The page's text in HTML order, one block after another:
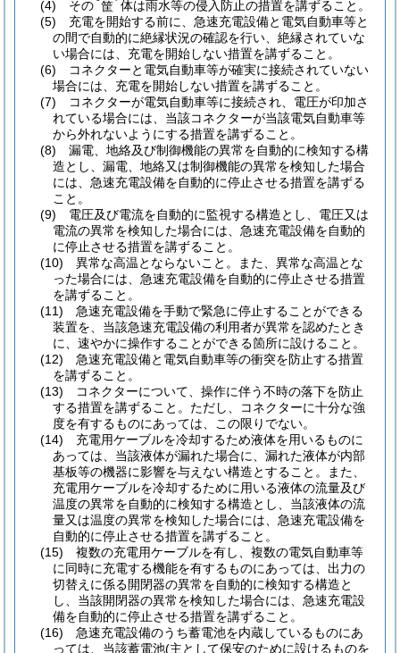
(4)
その 筐 体は雨水等の侵入防止の措置を講ずること。
(5)
充電を開始する前に、急速充電設備と電気自動車等と
の間で自動的に絶縁状況の確認を行い、絶縁されていな
い場合には、充電を開始しない措置を講ずること。
(6)
コネクターと電気自動車等が確実に接続されていない
場合には、充電を開始しない措置を講ずること。
(7)
コネクターが電気自動車等に接続され、電圧が印加さ
れている場合には、当該コネクターが当該電気自動車等
から外れないようにする措置を講ずること。
(8)
漏電、地絡及び制御機能の異常を自動的に検知する構
造とし、漏電、地絡又は制御機能の異常を検知した場合
には、急速充電設備を自動的に停止させる措置を講ずる
こと。
(9)
電圧及び電流を自動的に監視する構造とし、電圧又は
電流の異常を検知した場合には、急速充電設備を自動的
に停止させる措置を講ずること。
(10)
異常な高温とならないこと。
また、異常な高温とな
った場合には、急速充電設備を自動的に停止させる措置
を講ずること。
(11)
急速充電設備を手動で緊急に停止することができる
装置を、当該急速充電設備の利用者が異常を認めたとき
に、速やかに操作することができる箇所に設けること。
(12)
急速充電設備と電気自動車等の衝突を防止する措置
を講ずること。
(13)
コネクターについて、操作に伴う不時の落下を防止
する措置を講ずること。 ただし、コネクターに十分な強
度を有するものにあっては、この限りでない。
(14)
充電用ケーブルを冷却するため液体を用いるものに
あっては、当該液体が漏れた場合に、漏れた液体が内部
基板等の機器に影響を与えない構造とすること。
また、
充電用ケーブルを冷却するために用いる液体の流量及び
温度の異常を自動的に検知する構造とし、当該液体の流
量又は温度の異常を検知した場合には、急速充電設備を
自動的に停止させる措置を講ずること。
(15)
複数の充電用ケーブルを有し、複数の電気自動車等
に同時に充電する機能を有するものにあっては、出力の
切替えに係る開閉器の異常を自動的に検知する構造と
し、当該開閉器の異常を検知した場合には、急速充電設
備を自動的に停止させる措置を講ずること。
(16)
急速充電設備のうち蓄電池を内蔵しているものにあ
っては、当該蓄電池(主として保安のために設けるものを